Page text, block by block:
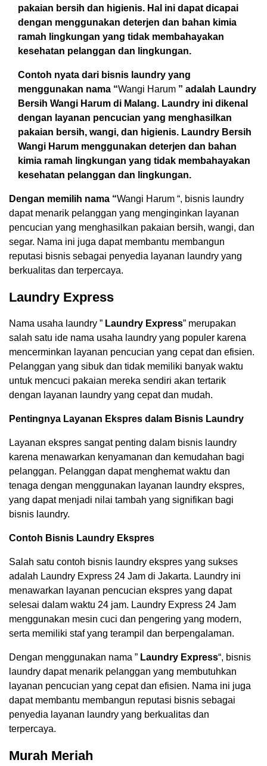
pakaian bersih dan higienis. Hal ini dapat dicapai
dengan menggunakan deterjen dan bahan kimia
ramah lingkungan yang tidak membahayakan
kesehatan pelanggan dan lingkungan.
Contoh nyata dari bisnis laundry yang
menggunakan nama “Wangi Harum ” adalah Laundry
Bersih Wangi Harum di Malang. Laundry ini dikenal
dengan layanan pencucian yang menghasilkan
pakaian bersih, wangi, dan higienis. Laundry Bersih
Wangi Harum menggunakan deterjen dan bahan
kimia ramah lingkungan yang tidak membahayakan
kesehatan pelanggan dan lingkungan.
Dengan memilih nama “Wangi Harum “, bisnis laundry
dapat menarik pelanggan yang menginginkan layanan
pencucian yang menghasilkan pakaian bersih, wangi, dan
segar. Nama ini juga dapat membantu membangun
reputasi bisnis sebagai penyedia layanan laundry yang
berkualitas dan terpercaya.
Laundry Express
Nama usaha laundry ” Laundry Express” merupakan
salah satu ide nama usaha laundry yang populer karena
mencerminkan layanan pencucian yang cepat dan efisien.
Pelanggan yang sibuk dan tidak memiliki banyak waktu
untuk mencuci pakaian mereka sendiri akan tertarik
dengan layanan laundry yang cepat dan mudah.
Pentingnya Layanan Ekspres dalam Bisnis Laundry
Layanan ekspres sangat penting dalam bisnis laundry
karena menawarkan kenyamanan dan kemudahan bagi
pelanggan. Pelanggan dapat menghemat waktu dan
tenaga dengan menggunakan layanan laundry ekspres,
yang dapat menjadi nilai tambah yang signifikan bagi
bisnis laundry.
Contoh Bisnis Laundry Ekspres
Salah satu contoh bisnis laundry ekspres yang sukses
adalah Laundry Express 24 Jam di Jakarta. Laundry ini
menawarkan layanan pencucian ekspres yang dapat
selesai dalam waktu 24 jam. Laundry Express 24 Jam
menggunakan mesin cuci dan pengering yang modern,
serta memiliki staf yang terampil dan berpengalaman.
Dengan menggunakan nama ” Laundry Express“, bisnis
laundry dapat menarik pelanggan yang membutuhkan
layanan pencucian yang cepat dan efisien. Nama ini juga
dapat membantu membangun reputasi bisnis sebagai
penyedia layanan laundry yang berkualitas dan
terpercaya.
Murah Meriah